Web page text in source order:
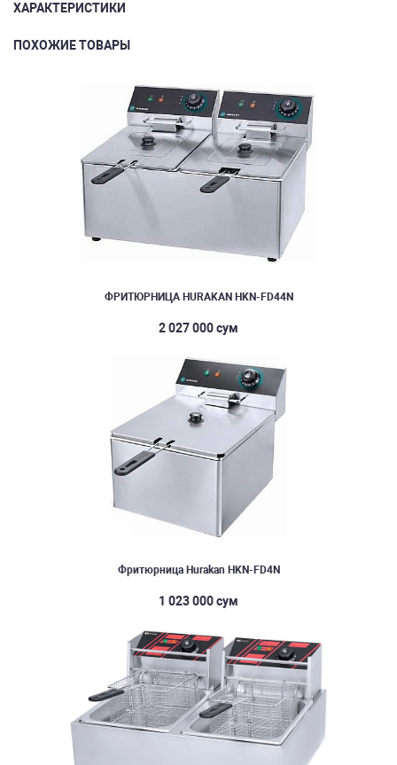
ХАРАКТЕРИСТИКИ
ПОХОЖИЕ ТОВАРЫ
ФРИТЮРНИЦА HURAKAN HKN-FD44N
2 027 000 сум
Фритюрница Hurakan HKN-FD4N
1 023 000 сум